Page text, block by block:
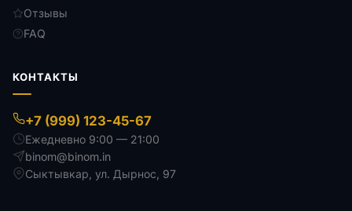
Отзывы
FAQ
КОНТАКТЫ
+7 (999) 123-45-67
Ежедневно 9:00 — 21:00
binom@binom.in
Сыктывкар, ул. Дырнос, 97